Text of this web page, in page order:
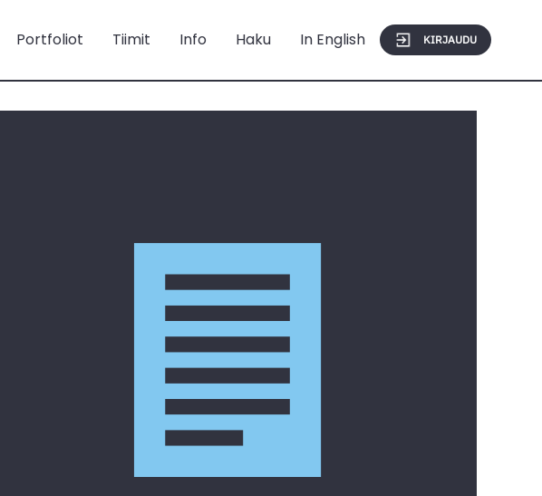
Portfoliot Tiimit Info Haku In English KIRJAUDU